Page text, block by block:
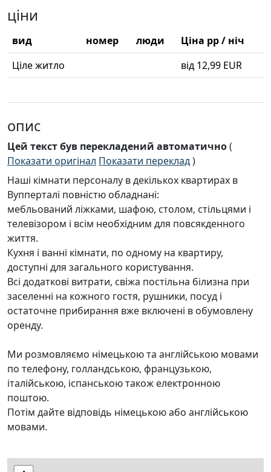
ціни
вид номер люди
Ціна pp / ніч
Ціле житло
від 12,99 EUR
опис
Цей текст був перекладений автоматично(
Показати оригінал Показати переклад)
Наші кімнати персоналу в декількох квартирах в
Вупперталі повністю обладнані:
мебльований ліжками, шафою, столом, стільцями і
телевізором і всім необхідним для повсякденного
життя.
Кухня і ванні кімнати, по одному на квартиру,
доступні для загального користування.
Всі додаткові витрати, свіжа постільна білизна при
заселенні на кожного гостя, рушники, посуд і
остаточне прибирання вже включені в обумовлену
оренду.
Ми розмовляємо німецькою та англійською мовами
по телефону, голландською, французькою,
італійською, іспанською також електронною
поштою.
Потім дайте відповідь німецькою або англійською
мовами.